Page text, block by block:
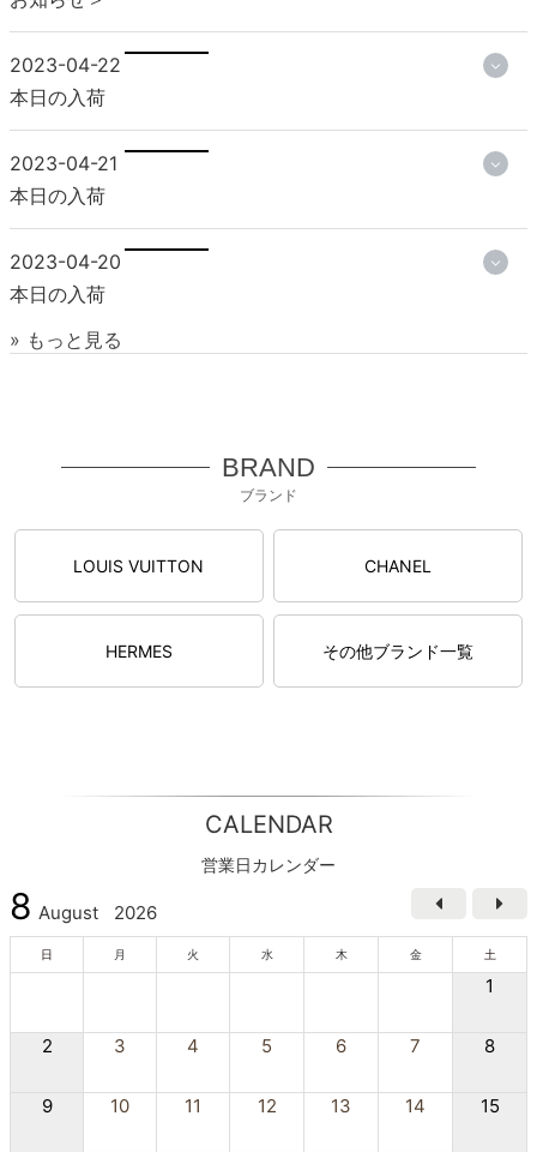
2023-04-22
本日の入荷
2023-04-21
本日の入荷
2023-04-20
本日の入荷
» もっと見る
BRAND
ブランド
LOUIS VUITTON CHANEL
HERMES その他ブランド一覧
CALENDAR
営業日カレンダー
8 August 2026
日 月 火 水 木 金 土
1
2 3 4 5 6 7 8
9 10 11 12 13 14 15